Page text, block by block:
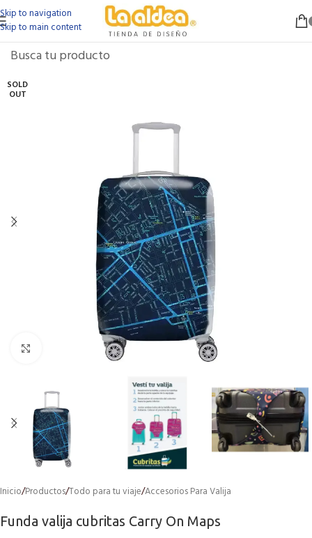
Skip to navigation
Skip to main content
SOLD
OUT
Inicio/Productos/Todo para tu viaje/Accesorios Para Valija
Funda valija cubritas Carry On Maps